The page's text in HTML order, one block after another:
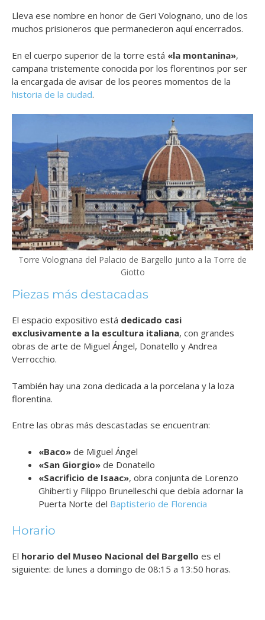
Lleva ese nombre en honor de Geri Volognano, uno de los
muchos prisioneros que permanecieron aquí encerrados.
En el cuerpo superior de la torre está «la montanina»,
campana tristemente conocida por los florentinos por ser
la encargada de avisar de los peores momentos de la
historia de la ciudad.
Torre Volognana del Palacio de Bargello junto a la Torre de
Giotto
Piezas más destacadas
El espacio expositivo está dedicado casi
exclusivamente a la escultura italiana, con grandes
obras de arte de Miguel Ángel, Donatello y Andrea
Verrocchio.
También hay una zona dedicada a la porcelana y la loza
florentina.
Entre las obras más descastadas se encuentran:
«Baco» de Miguel Ángel
«San Giorgio» de Donatello
«Sacrificio de Isaac», obra conjunta de Lorenzo
Ghiberti y Filippo Brunelleschi que debía adornar la
Puerta Norte del Baptisterio de Florencia
Horario
El horario del Museo Nacional del Bargello es el
siguiente: de lunes a domingo de 08:15 a 13:50 horas.